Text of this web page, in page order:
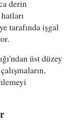
derin
tarafında işgal
üst düzey